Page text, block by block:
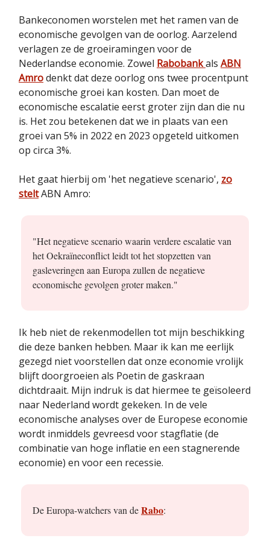
Bankeconomen worstelen met het ramen van de
economische gevolgen van de oorlog. Aarzelend
verlagen ze de groeiramingen voor de
Nederlandse economie. Zowel Rabobankals ABN
Amrodenkt dat deze oorlog ons twee procentpunt
economische groei kan kosten. Dan moet de
economische escalatie eerst groter zijn dan die nu
is. Het zou betekenen dat we in plaats van een
groei van 5% in 2022 en 2023 opgeteld uitkomen
op circa 3%.
Het gaat hierbij om 'het negatieve scenario', zo
steltABN Amro:
"Het negatieve scenario waarin verdere escalatie van
het Oekraïneconflict leidt tot het stopzetten van
gasleveringen aan Europa zullen de negatieve
economische gevolgen groter maken."
Ik heb niet de rekenmodellen tot mijn beschikking
die deze banken hebben. Maar ik kan me eerlijk
gezegd niet voorstellen dat onze economie vrolijk
blijft doorgroeien als Poetin de gaskraan
dichtdraait. Mijn indruk is dat hiermee te geïsoleerd
naar Nederland wordt gekeken. In de vele
economische analyses over de Europese economie
wordt inmiddels gevreesd voor stagflatie (de
combinatie van hoge inflatie en een stagnerende
economie) en voor een recessie.
De Europa-watchers van deRabo: